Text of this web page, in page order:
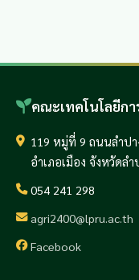
คณะเทคโนโลยีกา
119 หมู่ที่ 9 ถนนลำป
อำเภอเมือง จังหวัดลำ
054 241 298
agri2400@lpru.ac.th
Facebook